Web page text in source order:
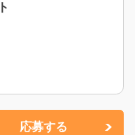
応募する